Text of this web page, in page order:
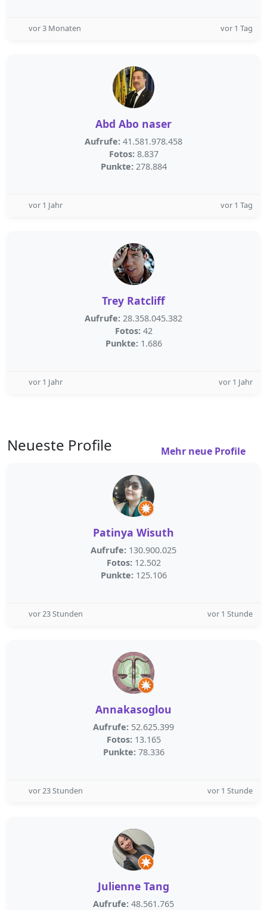
vor 3 Monaten vor 1 Tag
Abd Abo naser
Aufrufe: 41.581.978.458
Fotos: 8.837
Punkte: 278.884
vor 1 Jahr vor 1 Tag
Trey Ratcliff
Aufrufe: 28.358.045.382
Fotos: 42
Punkte: 1.686
vor 1 Jahr vor 1 Jahr
Neueste Profile Mehr neue Profile
Patinya Wisuth
Aufrufe: 130.900.025
Fotos: 12.502
Punkte: 125.106
vor 23 Stunden vor 1 Stunde
Annakasoglou
Aufrufe: 52.625.399
Fotos: 13.165
Punkte: 78.336
vor 23 Stunden vor 1 Stunde
Julienne Tang
Aufrufe: 48.561.765